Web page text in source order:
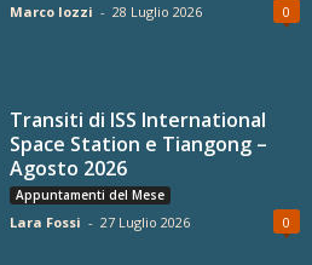
Marco Iozzi - 28 Luglio 2026 0
Transiti di ISS International
Space Station e Tiangong –
Agosto 2026
Appuntamenti del Mese
Lara Fossi - 27 Luglio 2026 0